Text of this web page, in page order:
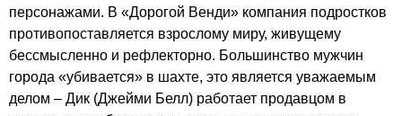
персонажами. В «Дорогой Венди» компания подростков
противопоставляется взрослому миру, живущему
бессмысленно и рефлекторно. Большинство мужчин
города «убивается» в шахте, это является уважаемым
делом – Дик (Джейми Белл) работает продавцом в